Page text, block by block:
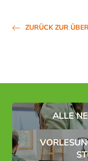
ZURÜCK ZUR
ALLE
*Pflichtfelder